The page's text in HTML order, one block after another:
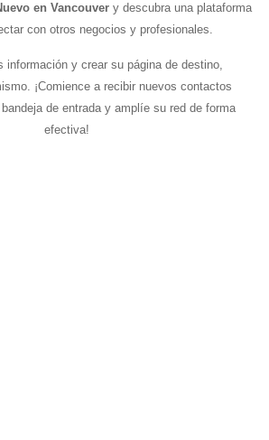
en Vancouvery descubra una plataforma
con otros negocios y profesionales.
información y crear su página de destino,
¡Comience a recibir nuevos contactos
de entrada y amplíe su red de forma
efectiva!